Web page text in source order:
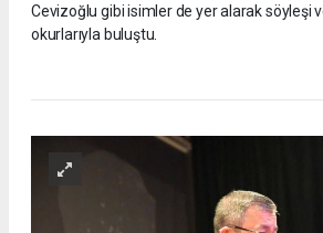
Cevizoğlu gibi isimler de yer alarak söyleşi
okurlarıyla buluştu.